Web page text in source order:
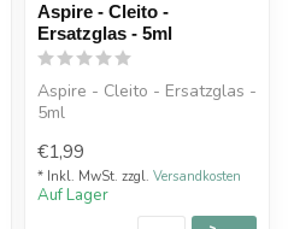
Aspire - Cleito -
Ersatzglas - 5ml
Aspire - Cleito - Ersatzglas -
5ml
€1,99
* Inkl. MwSt. zzgl. Versandkosten
Auf Lager